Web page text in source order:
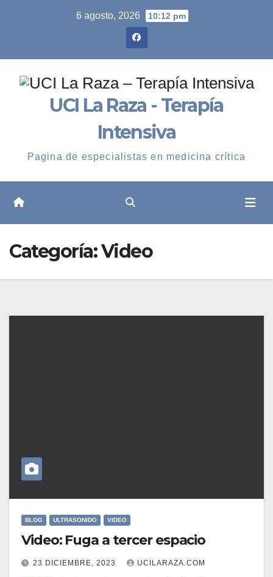
6 agosto, 2026 10:12 pm
UCI La Raza - Terapía
Intensiva
Pagina de especialistas en medicina crítica
Categoría:Video
BLOG ULTRASONIDO VIDEO
Video: Fuga a tercer espacio
23 DICIEMBRE, 2023 UCILARAZA.COM